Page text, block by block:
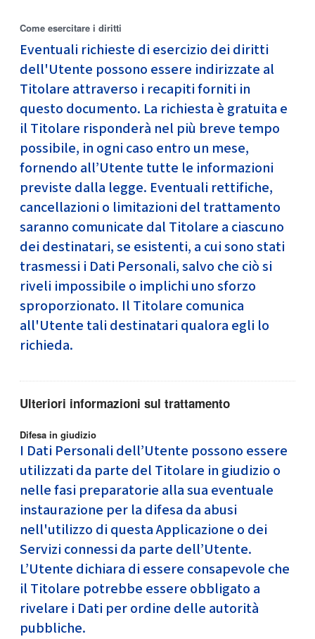
Come esercitare i diritti
Eventuali richieste di esercizio dei diritti
dell'Utente possono essere indirizzate al
Titolare attraverso i recapiti forniti in
questo documento. La richiesta è gratuita e
il Titolare risponderà nel più breve tempo
possibile, in ogni caso entro un mese,
fornendo all’Utente tutte le informazioni
previste dalla legge. Eventuali rettifiche,
cancellazioni o limitazioni del trattamento
saranno comunicate dal Titolare a ciascuno
dei destinatari, se esistenti, a cui sono stati
trasmessi i Dati Personali, salvo che ciò si
riveli impossibile o implichi uno sforzo
sproporzionato. Il Titolare comunica
all'Utente tali destinatari qualora egli lo
richieda.
Ulteriori informazioni sul trattamento
Difesa in giudizio
I Dati Personali dell’Utente possono essere
utilizzati da parte del Titolare in giudizio o
nelle fasi preparatorie alla sua eventuale
instaurazione per la difesa da abusi
nell'utilizzo di questa Applicazione o dei
Servizi connessi da parte dell’Utente.
L’Utente dichiara di essere consapevole che
il Titolare potrebbe essere obbligato a
rivelare i Dati per ordine delle autorità
pubbliche.